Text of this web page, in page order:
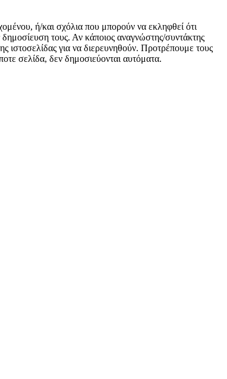
ή/και σχόλια που μπορούν να εκληφθεί ότι
τους. Αν κάποιος αναγνώστης/συντάκτης
ιστοσελίδας για να διερευνηθούν. Προτρέπουμε τους
σελίδα, δεν δημοσιεύονται αυτόματα.